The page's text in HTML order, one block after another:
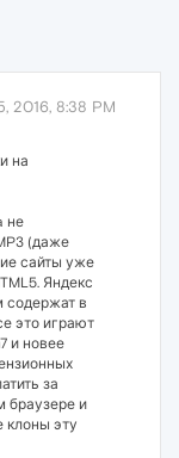
2016, 8:38 PM
на
не
(даже
сайты уже
Яндекс
содержат в
это играют
и новее
за
браузере и
клоны эту